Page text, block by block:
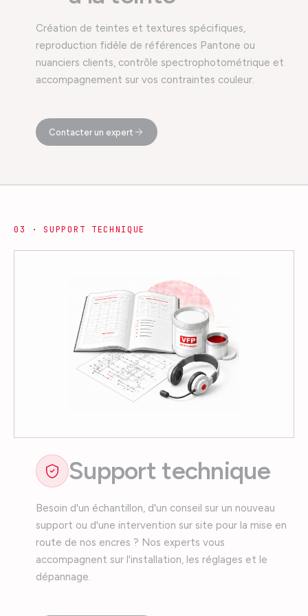
Création de teintes et textures spécifiques,
reproduction fidèle de références Pantone ou
nuanciers clients, contrôle spectrophotométrique et
accompagnement sur vos contraintes couleur.
Contacter un expert
0 3 · SUPPORT TECHNIQUE
Support technique
Besoin d'un échantillon, d'un conseil sur un nouveau
support ou d'une intervention sur site pour la mise en
route de nos encres ? Nos experts vous
accompagnent sur l'installation, les réglages et le
dépannage.